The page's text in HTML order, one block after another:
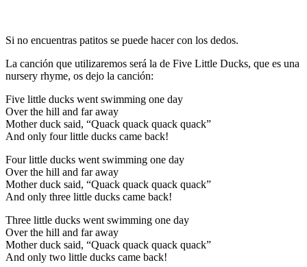
Si no encuentras patitos se puede hacer con los dedos.
La canción que utilizaremos será la de Five Little Ducks, que es una
nursery rhyme, os dejo la canción:
Five little ducks went swimming one day
Over the hill and far away
Mother duck said, “Quack quack quack quack”
And only four little ducks came back!
Four little ducks went swimming one day
Over the hill and far away
Mother duck said, “Quack quack quack quack”
And only three little ducks came back!
Three little ducks went swimming one day
Over the hill and far away
Mother duck said, “Quack quack quack quack”
And only two little ducks came back!